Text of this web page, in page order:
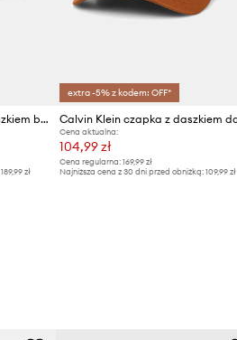
Karl Lagerfeld czapka z daszkiem bawełniana K/SIGNATURE
189,99 zł
extra -5% z kodem: OFF*
Cena aktualna:
104,99 zł
Cena regularna:169,99 zł
Najniższa cena z 30 dni przed obniżką:109,99 zł